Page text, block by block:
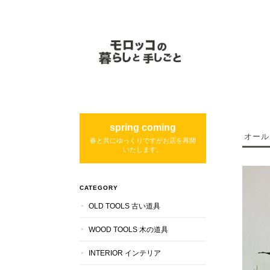
オー
spring coming
春と共にゆっくりですがお店を再開
いたします。
CATEGORY
OLD TOOLS 古い道具
WOOD TOOLS 木の道具
INTERIOR インテリア